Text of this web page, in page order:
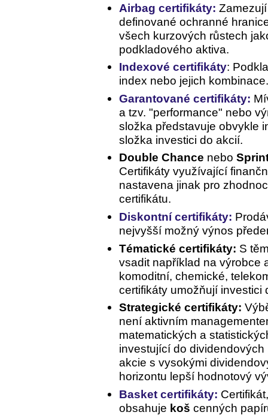
Airbag certifikáty:
definované ochranné
všech kurzových růstech
podkladového aktiva.
Indexové certifikáty:
index nebo jejich kombinace.
Garantované certifikáty:
a tzv. "performance" nebo
složka představuje obvykle
složka investici do akcií.
Double Chance nebo
Certifikáty využívající
nastavena jinak pro
certifikátu.
Diskontní certifikáty:
nejvyšší možný výnos
Tématické certifikáty: S
vsadit například na výrobce
komoditní, chemické,
certifikáty umožňují investici
Strategické certifikáty:
není aktivním
matematických a
investující do
akcie s vysokými
horizontu lepší hodnotový
Basket certifikáty:
obsahuje koš cenných